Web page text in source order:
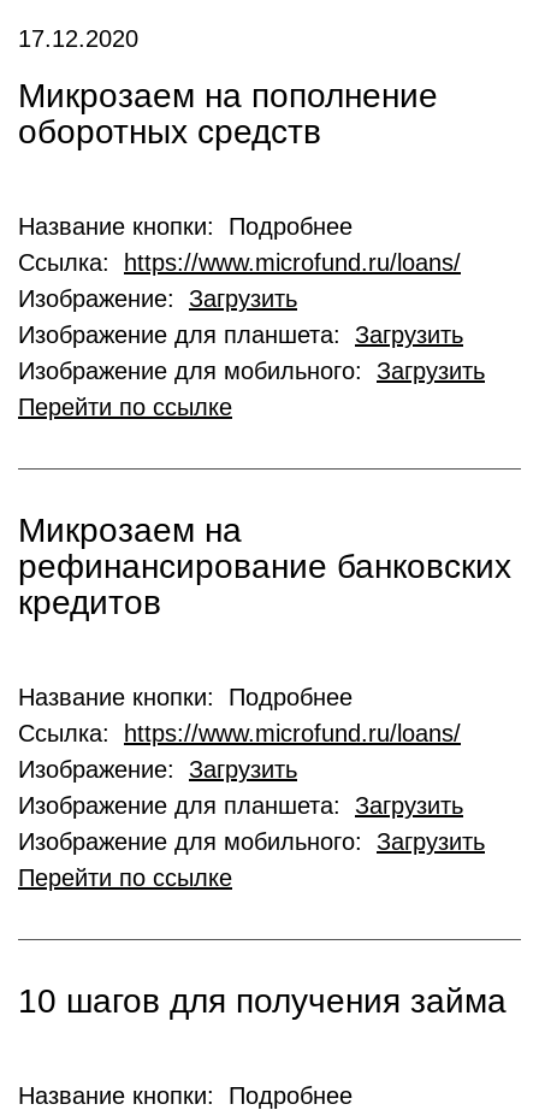
17.12.2020
Микрозаем на пополнение
оборотных средств
Название кнопки: Подробнее
Ссылка:
https://www.microfund.ru/loans/
Изображение: Загрузить
Изображение для планшета: Загрузить
Изображение для мобильного: Загрузить
Перейти по ссылке
Микрозаем на
рефинансирование банковских
кредитов
Название кнопки: Подробнее
Ссылка:
https://www.microfund.ru/loans/
Изображение: Загрузить
Изображение для планшета: Загрузить
Изображение для мобильного: Загрузить
Перейти по ссылке
10 шагов для получения займа
Название кнопки: Подробнее